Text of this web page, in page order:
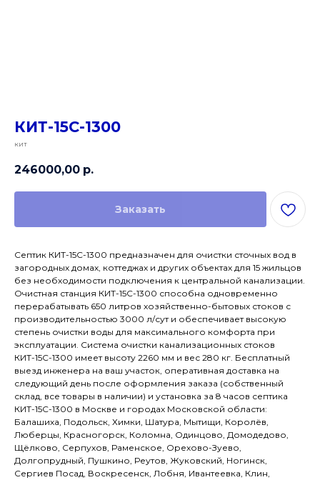
КИТ-15С-1300
КИТ
246000,00 р.
Заказать
Септик КИТ-15С-1300 предназначен для очистки сточных вод в
загородных домах, коттеджах и других объектах для 15 жильцов
без необходимости подключения к центральной канализации.
Очистная станция КИТ-15С-1300 способна одновременно
перерабатывать 650 литров хозяйственно-бытовых стоков с
производительностью 3000 л/сут и обеспечивает высокую
степень очистки воды для максимального комфорта при
эксплуатации. Система очистки канализационных стоков
КИТ-15С-1300 имеет высоту 2260 мм и вес 280 кг. Бесплатный
выезд инженера на ваш участок, оперативная доставка на
следующий день после оформления заказа (собственный
склад, все товары в наличии) и установка за 8 часов септика
КИТ-15С-1300 в Москве и городах Московской области:
Балашиха, Подольск, Химки, Шатура, Мытищи, Королёв,
Люберцы, Красногорск, Коломна, Одинцово, Домодедово,
Щёлково, Серпухов, Раменское, Орехово-Зуево,
Долгопрудный, Пушкино, Реутов, Жуковский, Ногинск,
Сергиев Посад, Воскресенск, Лобня, Ивантеевка, Клин,